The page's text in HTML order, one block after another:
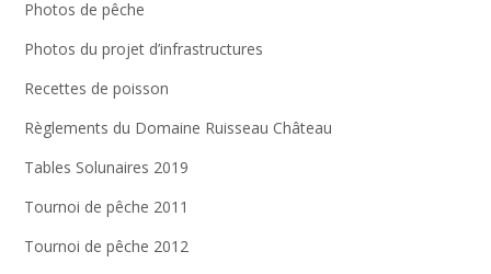
Photos de pêche
Photos du projet d’infrastructures
Recettes de poisson
Règlements du Domaine Ruisseau Château
Tables Solunaires 2019
Tournoi de pêche 2011
Tournoi de pêche 2012